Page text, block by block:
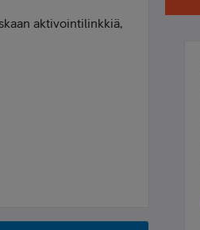
aktivointilinkkiä,